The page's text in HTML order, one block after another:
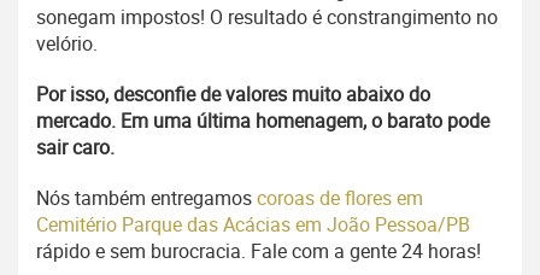
sonegam impostos! O resultado é constrangimento no
velório.
Por isso, desconfie de valores muito abaixo do
mercado. Em uma última homenagem, o barato pode
sair caro.
Nós também entregamoscoroas de flores em
Cemitério Parque das Acácias em João Pessoa/PB
rápido e sem burocracia. Fale com a gente 24 horas!